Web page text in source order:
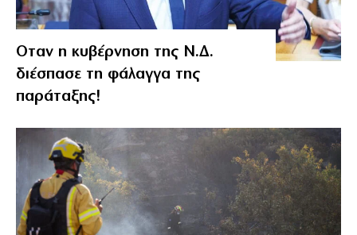
Οταν η κυβέρνηση της Ν.Δ.
διέσπασε τη φάλαγγα της
παράταξης!